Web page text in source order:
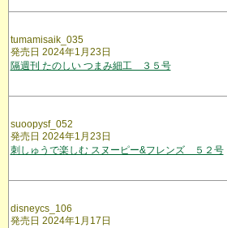
tumamisaik_035
発売日 2024年1月23日
隔週刊 たのしい つまみ細工 ３５号
suoopysf_052
発売日 2024年1月23日
刺しゅうで楽しむ スヌーピー&フレンズ ５２号
disneycs_106
発売日 2024年1月17日